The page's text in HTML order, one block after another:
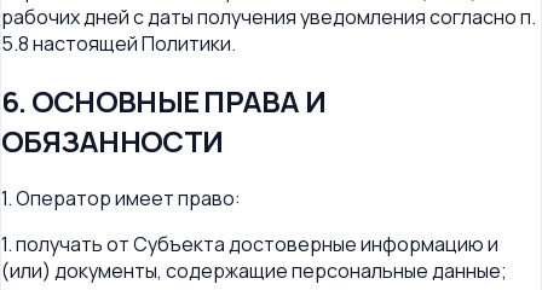
рабочих дней с даты получения уведомления согласно п.
5.8 настоящей Политики.
6. ОСНОВНЫЕ ПРАВА И
ОБЯЗАННОСТИ
1. Оператор имеет право:
1. получать от Субъекта достоверные информацию и
(или) документы, содержащие персональные данные;